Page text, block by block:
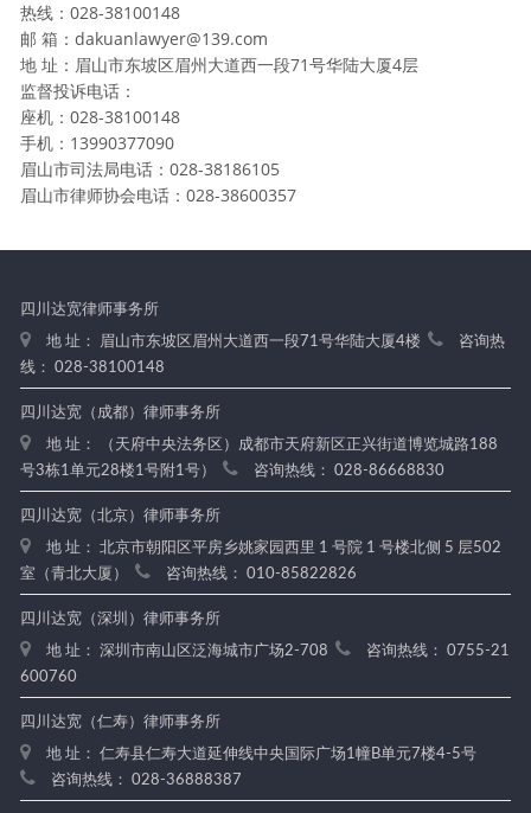
热线：028-38100148
邮 箱：dakuanlawyer@139.com
地 址：眉山市东坡区眉州大道西一段71号华陆大厦4层
监督投诉电话：
座机：028-38100148
手机：13990377090
眉山市司法局电话：028-38186105
眉山市律师协会电话：028-38600357
四川达宽律师事务所
地 址： 眉山市东坡区眉州大道西一段71号华陆大厦4楼
咨询热
线： 028-38100148
四川达宽（成都）律师事务所
地 址： （天府中央法务区）成都市天府新区正兴街道博览城路188
号3栋1单元28楼1号附1号）
咨询热线： 028-86668830
四川达宽（北京）律师事务所
地 址： 北京市朝阳区平房乡姚家园西里 1 号院 1 号楼北侧 5 层502
室（青北大厦）
咨询热线： 010-85822826
四川达宽（深圳）律师事务所
地 址： 深圳市南山区泛海城市广场2-708
咨询热线： 0755-21
600760
四川达宽（仁寿）律师事务所
地 址： 仁寿县仁寿大道延伸线中央国际广场1幢B单元7楼4-5号
咨询热线： 028-36888387